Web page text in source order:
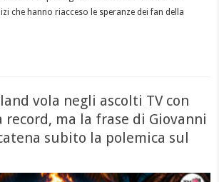
che hanno riacceso le speranze dei fan della
vola negli ascolti TV con
ma la frase di Giovanni
subito la polemica sul